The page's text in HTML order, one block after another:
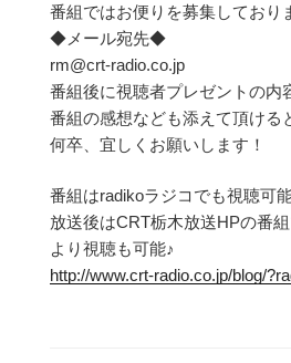
番組ではお便りを募集しており
◆メール宛先◆
rm@crt-radio.co.jp
番組後に視聴者プレゼントの内
番組の感想なども添えて頂ける
何卒、宜しくお願いします！
番組はradikoラジコでも視聴可能
放送後はCRT栃木放送HPの番
より視聴も可能♪
http://www.crt-radio.co.jp/blog/